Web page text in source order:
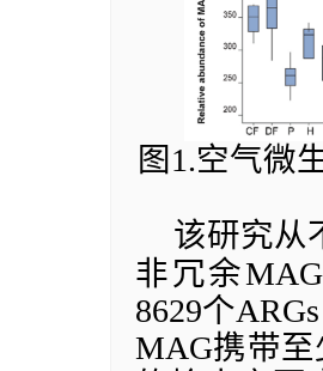
图1.空气微
该研究从
非冗余
8629个ARGs
MAG携带